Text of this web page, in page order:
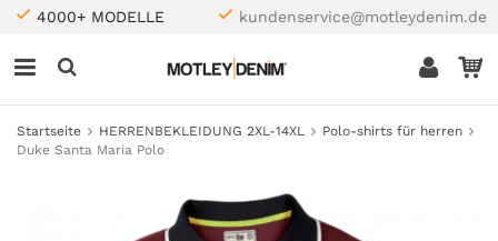
4000+ MODELLE kundenservice@motleydenim.de
Startseite HERRENBEKLEIDUNG 2XL-14XL
Polo-shirts für herren
Duke Santa Maria Polo